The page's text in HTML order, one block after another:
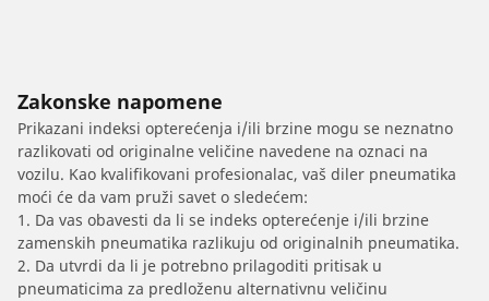
Zakonske napomene
Prikazani indeksi opterećenja i/ili brzine mogu se neznatno
razlikovati od originalne veličine navedene na oznaci na
vozilu. Kao kvalifikovani profesionalac, vaš diler pneumatika
moći će da vam pruži savet o sledećem:
1. Da vas obavesti da li se indeks opterećenje i/ili brzine
zamenskih pneumatika razlikuju od originalnih pneumatika.
2. Da utvrdi da li je potrebno prilagoditi pritisak u
pneumaticima za predloženu alternativnu veličinu